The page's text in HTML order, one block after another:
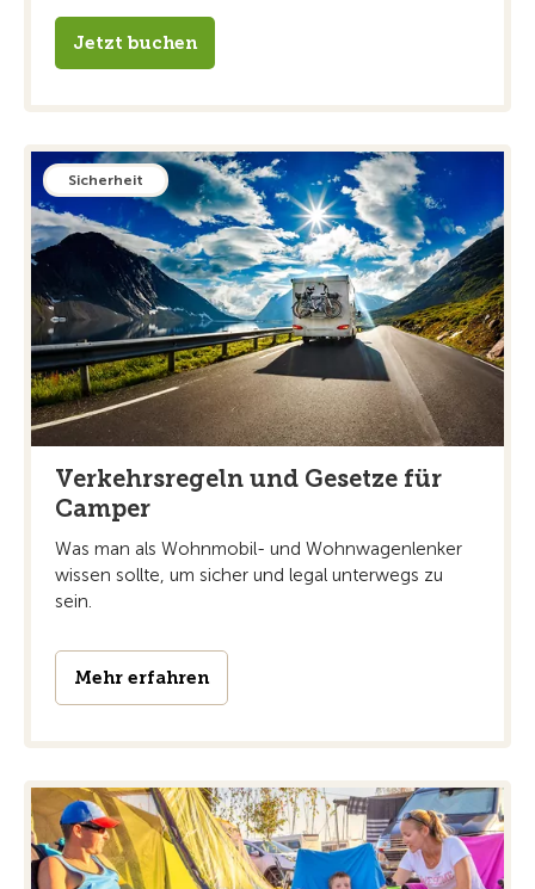
Jetzt buchen
Sicherheit
Verkehrsregeln und Gesetze für
Camper
Was man als Wohnmobil- und Wohnwagenlenker
wissen sollte, um sicher und legal unterwegs zu
sein.
Mehr erfahren